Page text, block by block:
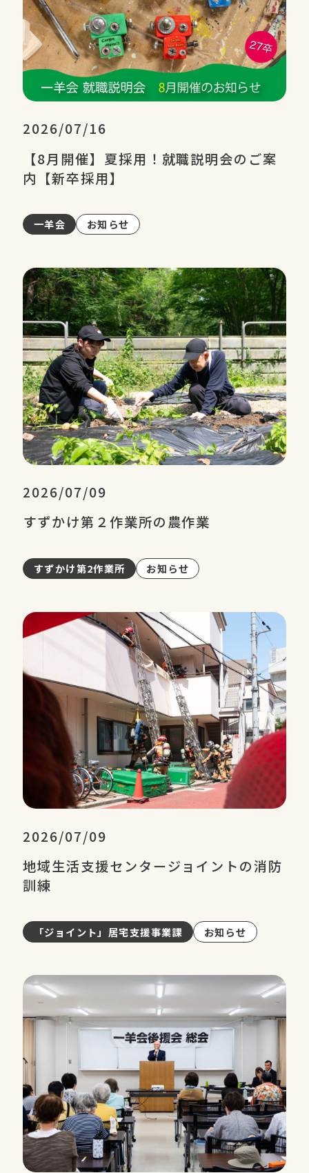
2026/07/16
【8月開催】夏採用！就職説明会のご案
内【新卒採用】
一羊会 お知らせ
2026/07/09
すずかけ第２作業所の農作業
すずかけ第2作業所 お知らせ
2026/07/09
地域生活支援センタージョイントの消防
訓練
「ジョイント」居宅支援事業課 お知らせ